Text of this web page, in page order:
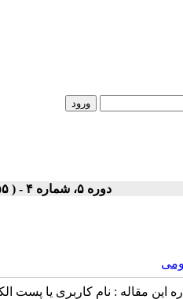
دوره ۵، شماره ۴ - ( ۱۳۵۵ )
این مقاله : نام کاربری یا پست